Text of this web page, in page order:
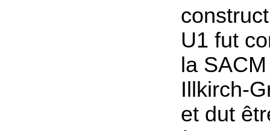
U1 fut
la
Illkirch-
et dut